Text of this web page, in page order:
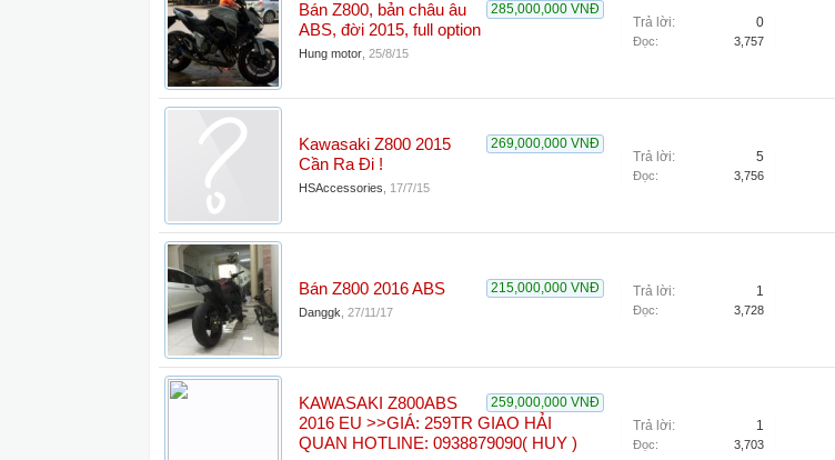
285,000,000 VNĐ
Bán Z800, bản châu âu
ABS, đời 2015, full option
Hung motor 25/8/15
Trả lời: 0
Đọc: 3,757
269,000,000 VNĐ
Kawasaki Z800 2015
Cần Ra Đi !
HSAccessories 17/7/15
Trả lời: 5
Đọc: 3,756
215,000,000 VNĐ
Bán Z800 2016 ABS
Danggk 27/11/17
Trả lời: 1
Đọc: 3,728
259,000,000 VNĐ
KAWASAKI Z800ABS
2016 EU >>GIÁ: 259TR GIAO HẢI
QUAN HOTLINE: 0938879090( HUY )
Trả lời: 1
Đọc: 3,703